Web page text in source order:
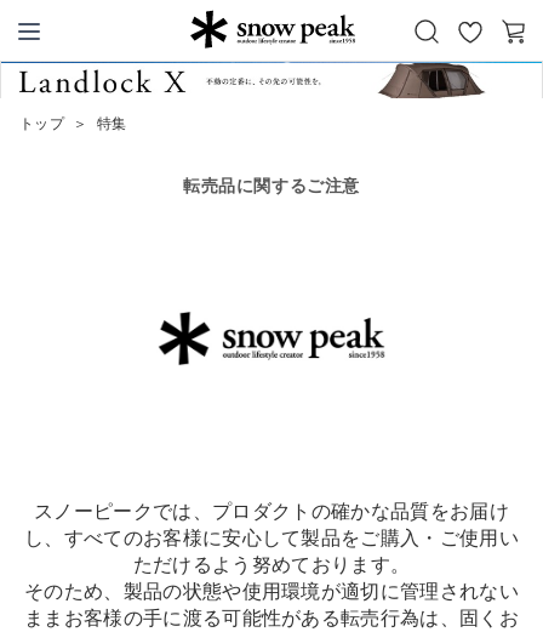
Snow Peak
お
気
カ
トップ ＞ 特集
転売品に関するご注意
スノーピークでは、プロダクトの確かな品質をお届け
し、すべてのお客様に安心して製品をご購入・ご使用い
ただけるよう努めております。
そのため、製品の状態や使用環境が適切に管理されない
ままお客様の手に渡る可能性がある転売行為は、固くお